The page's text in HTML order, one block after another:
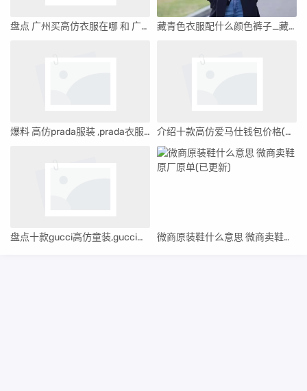
盘点 广州买高仿衣服在哪 和 广州高仿大牌衣服哪里有 藏青色衣服配什么颜色裤子_藏青色衣服配什么颜色裤子好看
爆料 高仿prada服装 ,prada衣服高仿 介绍十款高仿爱马仕钱包价格(爱马仕钱包经典款)
盘点十款gucci高仿童装,gucci仿版 微商原装鞋什么意思 微商卖鞋原厂原单(已更新)